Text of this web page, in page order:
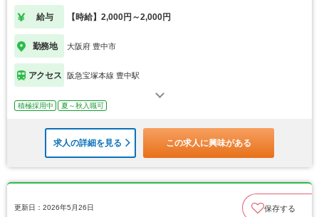
給与 【時給】2,000円～2,000円
勤務地 大阪府 豊中市
アクセス 阪急宝塚本線 豊中駅
積極採用中 夏～秋入職可
求人の詳細を見る この求人に興味がある
更新日：2026年5月26日 保存する